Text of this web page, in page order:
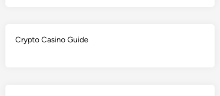
Crypto Casino Guide